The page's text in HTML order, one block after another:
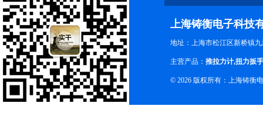
上海铸衡电子科技
地址：上海市松江区新桥镇
主营产品： 推拉力计,扭力扳手
© 2026 版权所有：上海铸衡